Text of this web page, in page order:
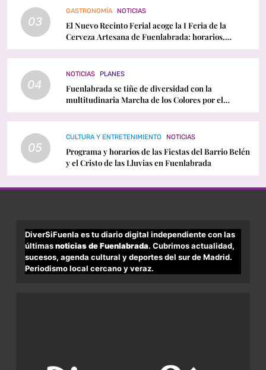
03
GASTRONOMÍA NOTICIAS
El Nuevo Recinto Ferial acoge la I Feria de la
Cerveza Artesana de Fuenlabrada: horarios,
conciertos y programación
04
NOTICIAS PLANES
Fuenlabrada se tiñe de diversidad con la
multitudinaria Marcha de los Colores por el
Orgullo LGTBI
05
CULTURA Y ENTRETENIMIENTO NOTICIAS
Programa y horarios de las Fiestas del Barrio Belén
y el Cristo de las Lluvias en Fuenlabrada
DiverSiFuenla es tu diario digital independiente con las
últimasnoticias de Fuenlabrada. Cubrimos actualidad,
sucesos, agenda cultural y deportes del sur de Madrid.
Periodismo local cercano y veraz.